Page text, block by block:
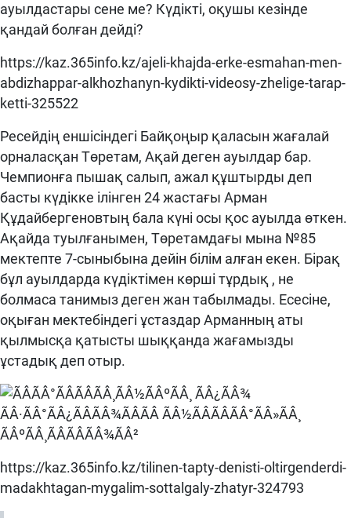
ауылдастары сене ме? Күдікті, оқушы кезінде
қандай болған дейді?
https://kaz.365info.kz/ajeli-khajda-erke-esmahan-men-
abdizhappar-alkhozhanyn-kydikti-videosy-zhelige-tarap-
ketti-325522
Ресейдің еншісіндегі Байқоңыр қаласын жағалай
орналасқан Төретам, Ақай деген ауылдар бар.
Чемпионға пышақ салып, ажал құштырды деп
басты күдікке ілінген 24 жастағы Арман
Құдайбергеновтың бала күні осы қос ауылда өткен.
Ақайда туылғанымен, Төретамдағы мына №85
мектепте 7-сыныбына дейін білім алған екен. Бірақ
бұл ауылдарда күдіктімен көрші тұрдық , не
болмаса танимыз деген жан табылмады. Есесіне,
оқыған мектебіндегі ұстаздар Арманның аты
қылмысқа қатысты шыққанда жағамызды
ұстадық деп отыр.
https://kaz.365info.kz/tilinen-tapty-denisti-oltirgenderdi-
madakhtagan-mygalim-sottalgaly-zhatyr-324793